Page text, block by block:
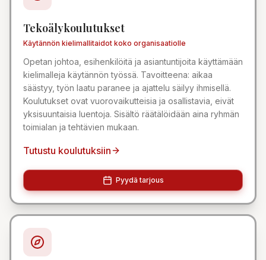
Tekoälykoulutukset
Käytännön kielimallitaidot koko organisaatiolle
Opetan johtoa, esihenkilöitä ja asiantuntijoita käyttämään
kielimalleja käytännön työssä. Tavoitteena: aikaa
säästyy, työn laatu paranee ja ajattelu säilyy ihmisellä.
Koulutukset ovat vuorovaikutteisia ja osallistavia, eivät
yksisuuntaisia luentoja. Sisältö räätälöidään aina ryhmän
toimialan ja tehtävien mukaan.
Tutustu koulutuksiin
Pyydä tarjous